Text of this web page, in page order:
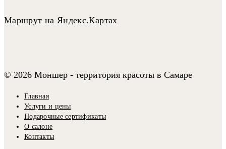
Маршрут на Яндекс.Картах
© 2026 Моншер - территория красоты в Самаре
Главная
Услуги и цены
Подарочные сертификаты
О салоне
Контакты